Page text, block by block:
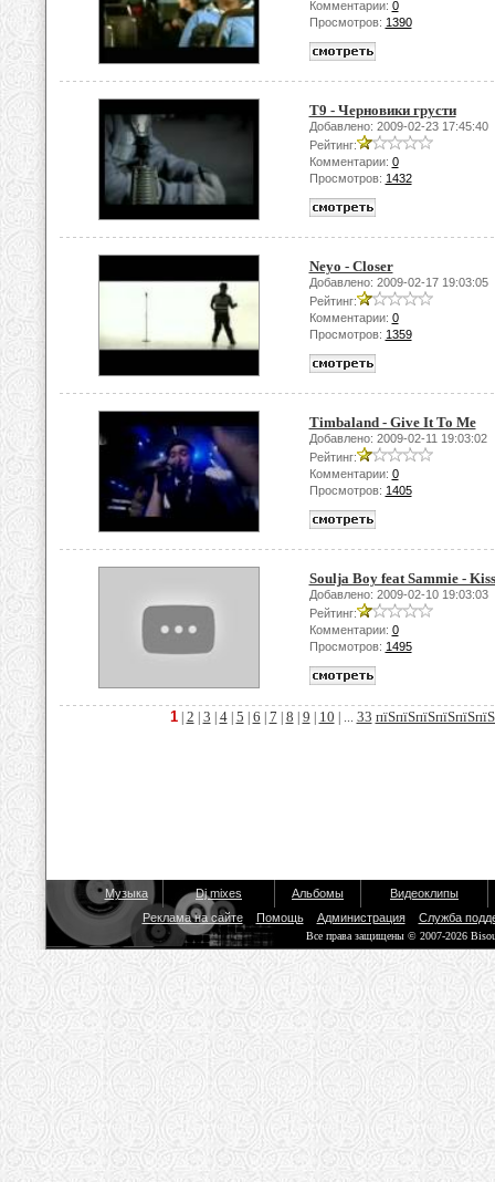
Комментарии: 0
Просмотров: 1390
Т9 - Черновики грусти
Добавлено: 2009-02-23 17:45:40
Рейтинг:
Комментарии: 0
Просмотров: 1432
Neyo - Closer
Добавлено: 2009-02-17 19:03:05
Рейтинг:
Комментарии: 0
Просмотров: 1359
Timbaland - Give It To Me
Добавлено: 2009-02-11 19:03:02
Рейтинг:
Комментарии: 0
Просмотров: 1405
Soulja Boy feat Sammie -
Добавлено: 2009-02-10 19:03:03
Рейтинг:
Комментарии: 0
Просмотров: 1495
1| 2 3 4| 5 6 7 8 9 10 | ... 33
Музыка Dj mixes Альбомы
Видеоклипы
Реклама на сайте
Помощь Администрация Служба
Все права защищены © 2007-2026